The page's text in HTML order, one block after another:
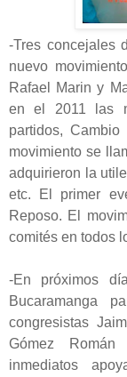
-Tres concejales
nuevo
Rafael Marin y
en el 2011 las
partidos,
movimiento se
adquirieron la
etc. El primer
Reposo. El
comités en todos
-En próximos
Bucaramanga
congresistas
Gómez
inmediatos